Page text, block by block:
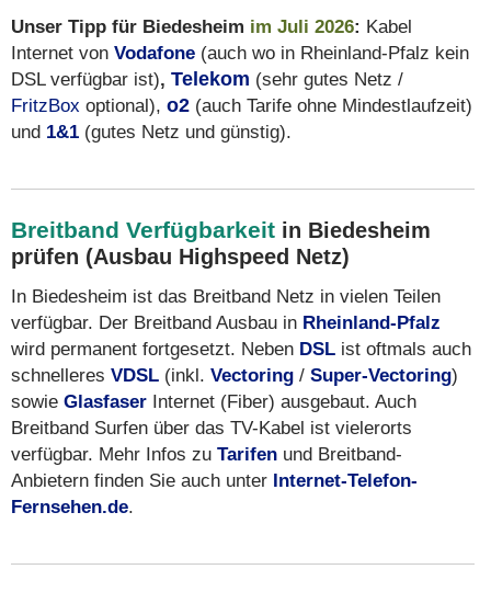
Unser Tipp für Biedesheim im Juli 2026: Kabel
Internet von Vodafone (auch wo in Rheinland-Pfalz kein
DSL verfügbar ist), Telekom (sehr gutes Netz /
FritzBox optional), o2 (auch Tarife ohne Mindestlaufzeit)
und 1&1 (gutes Netz und günstig).
Breitband Verfügbarkeit in Biedesheim
prüfen (Ausbau Highspeed Netz)
In Biedesheim ist das Breitband Netz in vielen Teilen
verfügbar. Der Breitband Ausbau in Rheinland-Pfalz
wird permanent fortgesetzt. Neben DSL ist oftmals auch
schnelleres VDSL (inkl. Vectoring / Super-Vectoring)
sowie Glasfaser Internet (Fiber) ausgebaut. Auch
Breitband Surfen über das TV-Kabel ist vielerorts
verfügbar. Mehr Infos zu Tarifen und Breitband-
Anbietern finden Sie auch unter Internet-Telefon-
Fernsehen.de.